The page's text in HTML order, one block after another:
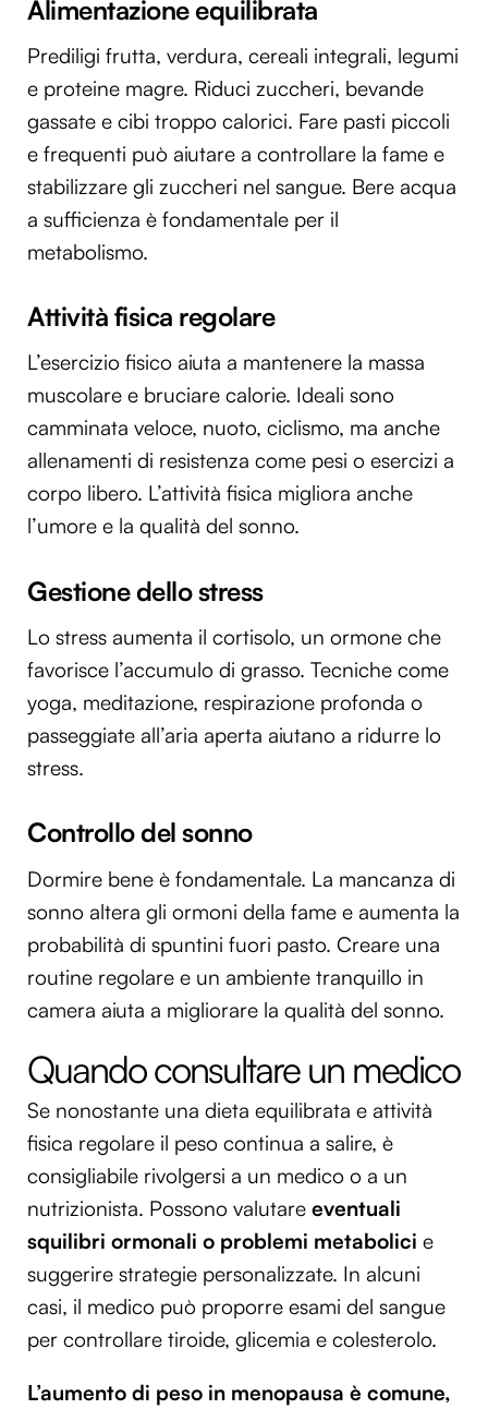
Alimentazione equilibrata
Prediligi frutta, verdura, cereali integrali, legumi
e proteine magre. Riduci zuccheri, bevande
gassate e cibi troppo calorici. Fare pasti piccoli
e frequenti può aiutare a controllare la fame e
stabilizzare gli zuccheri nel sangue. Bere acqua
a sufficienza è fondamentale per il
metabolismo.
Attività fisica regolare
L’esercizio fisico aiuta a mantenere la massa
muscolare e bruciare calorie. Ideali sono
camminata veloce, nuoto, ciclismo, ma anche
allenamenti di resistenza come pesi o esercizi a
corpo libero. L’attività fisica migliora anche
l’umore e la qualità del sonno.
Gestione dello stress
Lo stress aumenta il cortisolo, un ormone che
favorisce l’accumulo di grasso. Tecniche come
yoga, meditazione, respirazione profonda o
passeggiate all’aria aperta aiutano a ridurre lo
stress.
Controllo del sonno
Dormire bene è fondamentale. La mancanza di
sonno altera gli ormoni della fame e aumenta la
probabilità di spuntini fuori pasto. Creare una
routine regolare e un ambiente tranquillo in
camera aiuta a migliorare la qualità del sonno.
Quando consultare un medico
Se nonostante una dieta equilibrata e attività
fisica regolare il peso continua a salire, è
consigliabile rivolgersi a un medico o a un
nutrizionista. Possono valutare eventuali
squilibri ormonali o problemi metabolici e
suggerire strategie personalizzate. In alcuni
casi, il medico può proporre esami del sangue
per controllare tiroide, glicemia e colesterolo.
L’aumento di peso in menopausa è comune,